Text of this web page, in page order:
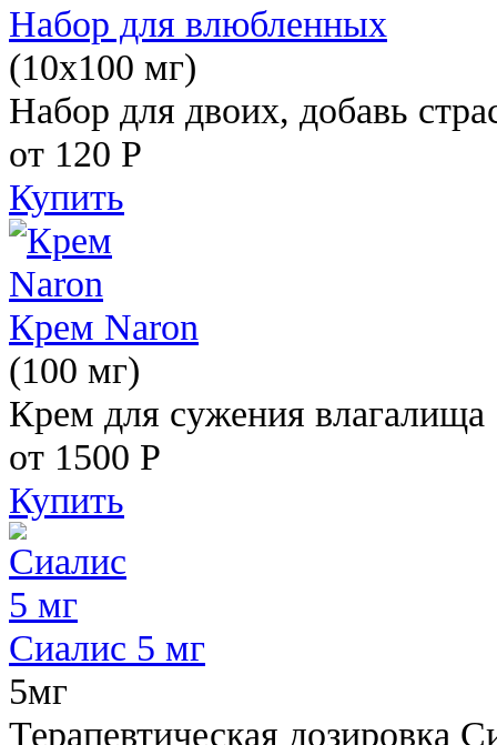
Набор для влюбленных
(10х100 мг)
Набор для двоих, добавь
от 120 Р
Купить
Крем Naron
(100 мг)
Крем для сужения влагалища
от 1500 Р
Купить
Сиалис 5 мг
5мг
Терапевтическая дозировка